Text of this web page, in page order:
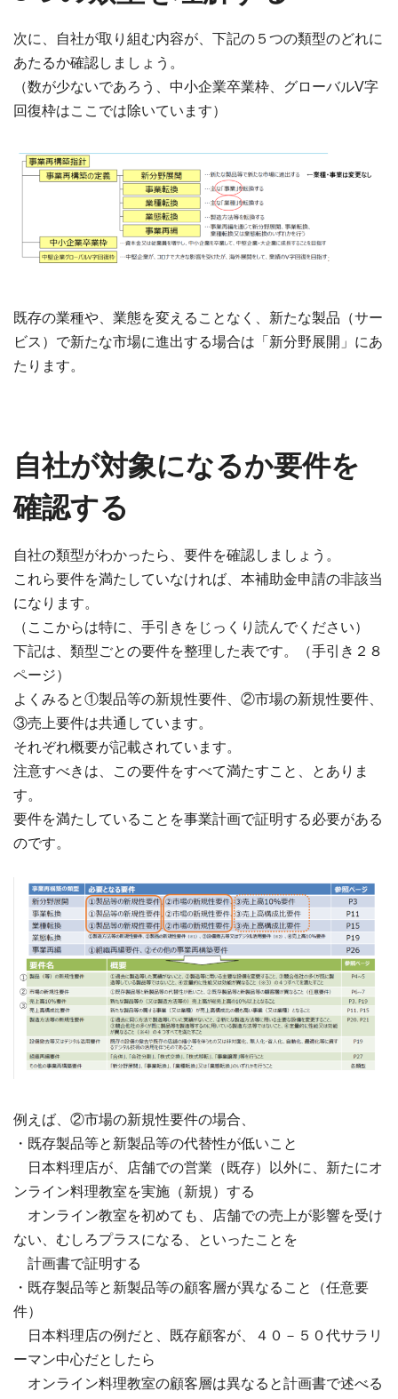
次に、自社が取り組む内容が、下記の５つの類型のどれに
あたるか確認しましょう。
（数が少ないであろう、中小企業卒業枠、グローバルV字
回復枠はここでは除いています）
既存の業種や、業態を変えることなく、新たな製品（サー
ビス）で新たな市場に進出する場合は「新分野展開」にあ
たります。
自社が対象になるか要件を
確認する
自社の類型がわかったら、要件を確認しましょう。
これら要件を満たしていなければ、本補助金申請の非該当
になります。
（ここからは特に、手引きをじっくり読んでください）
下記は、類型ごとの要件を整理した表です。（手引き２８
ページ）
よくみると①製品等の新規性要件、②市場の新規性要件、
③売上要件は共通しています。
それぞれ概要が記載されています。
注意すべきは、この要件をすべて満たすこと、とありま
す。
要件を満たしていることを事業計画で証明する必要がある
のです。
例えば、②市場の新規性要件の場合、
・既存製品等と新製品等の代替性が低いこと
日本料理店が、店舗での営業（既存）以外に、新たにオ
ンライン料理教室を実施（新規）する
オンライン教室を初めても、店舗での売上が影響を受け
ない、むしろプラスになる、といったことを
計画書で証明する
・既存製品等と新製品等の顧客層が異なること（任意要
件）
日本料理店の例だと、既存顧客が、４０－５０代サラリ
ーマン中心だとしたら
オンライン料理教室の顧客層は異なると計画書で述べる